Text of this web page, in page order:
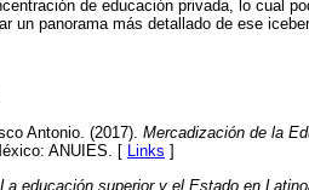
de educación privada, lo cual
un panorama más detallado de ese
Antonio. (2017). Mercadización de la
ANUIES. [ Links ]
La educación superior y el Estado en